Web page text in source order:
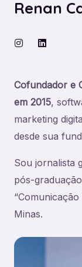
Cofundador e
em 2015,
marketing
desde sua
Sou jornalista
pós-
Minas.
Renan